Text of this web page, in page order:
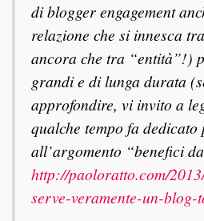
diblogger engagement
relazione che si innesca
ancora che tra “entità”!)
grandi e di lunga durata
approfondire, vi invito a
qualche tempo fa
all’argomento “benefici
http://paoloratto.com/
serve-veramente-un-blog-